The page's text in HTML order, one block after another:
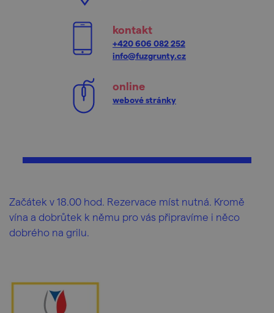
kontakt
+420 606 082 252
info@fuzgrunty.cz
online
webové stránky
Začátek v 18.00 hod. Rezervace míst nutná. Kromě
vína a dobrůtek k němu pro vás připravíme i něco
dobrého na grilu.